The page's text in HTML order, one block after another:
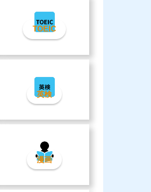
TOEIC
英検
漫画